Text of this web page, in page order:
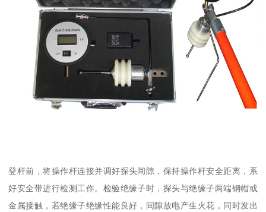
登杆前，将操作杆连接并调好探头间隙，保持操作杆安全距离，系
好安全带进行检测工作。检验绝缘子时，探头与绝缘子两端钢帽或
金属接触，若绝缘子绝缘性能良好，间隙放电产生火花，同时发出